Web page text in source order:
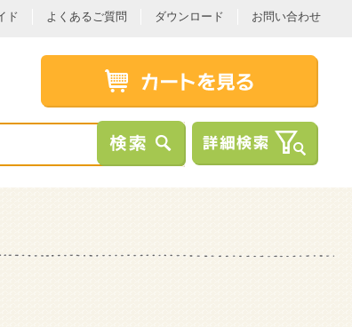
ド よくあるご質問 ダウンロード お問い合わせ